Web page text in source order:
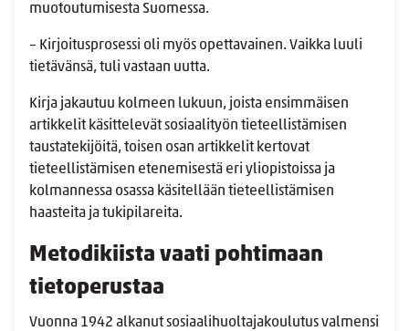
muotoutumisesta Suomessa.
– Kirjoitusprosessi oli myös opettavainen. Vaikka luuli
tietävänsä, tuli vastaan uutta.
Kirja jakautuu kolmeen lukuun, joista ensimmäisen
artikkelit käsittelevät sosiaalityön tieteellistämisen
taustatekijöitä, toisen osan artikkelit kertovat
tieteellistämisen etenemisestä eri yliopistoissa ja
kolmannessa osassa käsitellään tieteellistämisen
haasteita ja tukipilareita.
Metodikiista vaati pohtimaan
tietoperustaa
Vuonna 1942 alkanut sosiaalihuoltajakoulutus valmensi